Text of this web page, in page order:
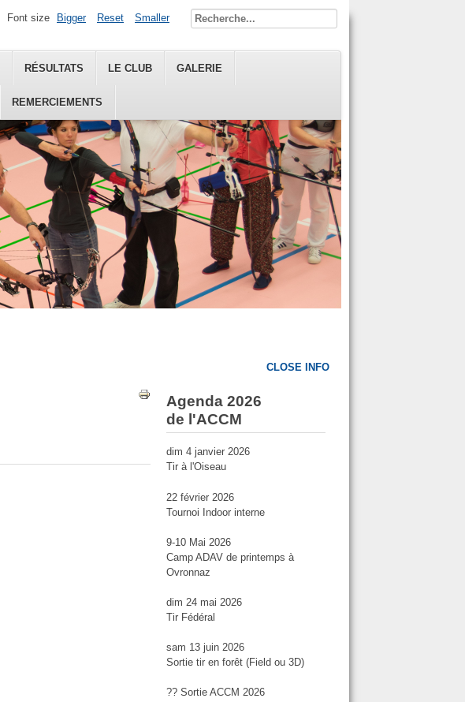
RÉSULTATS LE CLUB GALERIE
REMERCIEMENTS
Font size Bigger Reset Smaller
CLOSE INFO
Agenda 2026
de l'ACCM
dim 4 janvier 2026
Tir à l'Oiseau
22 février 2026
Tournoi Indoor interne
9-10 Mai 2026
Camp ADAV de printemps à
Ovronnaz
dim 24 mai 2026
Tir Fédéral
sam 13 juin 2026
Sortie tir en forêt (Field ou 3D)
?? Sortie ACCM 2026